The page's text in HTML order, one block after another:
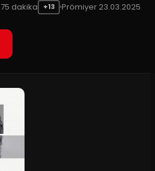
75 dakika +13 Prömiyer 23.03.2025